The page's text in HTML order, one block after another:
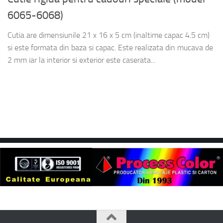
6065-6068)
Cutia are dimensiunile 21 x 16 x 5 cm (inaltime capac 4.5 cm)
si este formata din baza si capac. Este realizata din mucava de
2 mm iar la interior si exterior este caserata...